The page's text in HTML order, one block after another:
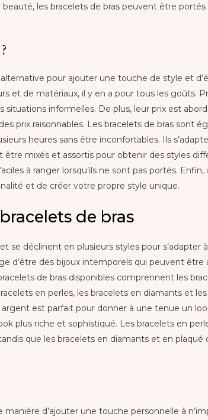
les bracelets de bras peuvent être portés
pour ajouter une touche de style et
et de matériaux, il y en a pour tous les goûts.
situations informelles. De plus, leur prix est
prix raisonnables. Les bracelets de bras sont
heures sans être inconfortables. Ils
mixés et assortis pour obtenir des styles
à ranger lorsqu’ils ne sont pas portés. Enfin,
et de créer votre propre style unique.
de bras
se déclinent en plusieurs styles pour s’adapter
d’être des bijoux intemporels qui peuvent être
de bras disponibles comprennent les
en perles, les bracelets en diamants et
est parfait pour donner à une tenue un
plus riche et sophistiqué. Les bracelets en
que les bracelets en diamants et en plaqué
d’ajouter une touche personnelle à